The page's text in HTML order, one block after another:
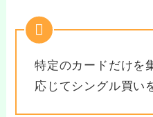
特定のカードだけを
応じてシングル買い